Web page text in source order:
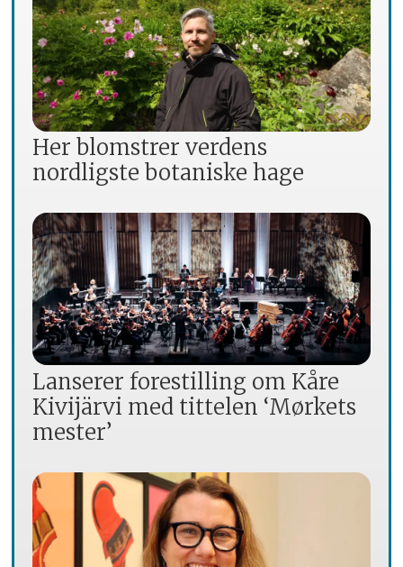
Her blomstrer verdens
nordligste botaniske hage
Lanserer forestilling om Kåre
Kivijärvi med tittelen ‘Mørkets
mester’